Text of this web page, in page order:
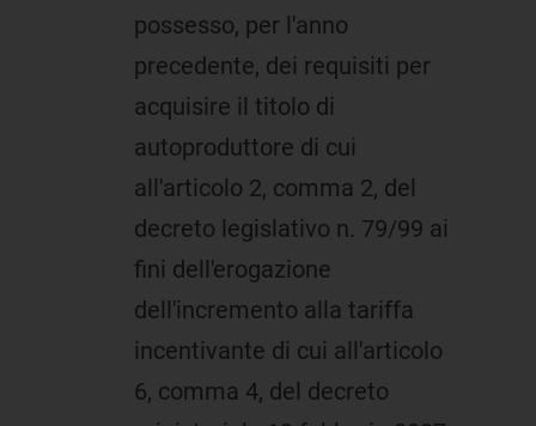
possesso, per l'anno
precedente, dei requisiti per
acquisire il titolo di
autoproduttore di cui
all'articolo 2, comma 2, del
decreto legislativo n. 79/99 ai
fini dell'erogazione
dell'incremento alla tariffa
incentivante di cui all'articolo
6, comma 4, del decreto